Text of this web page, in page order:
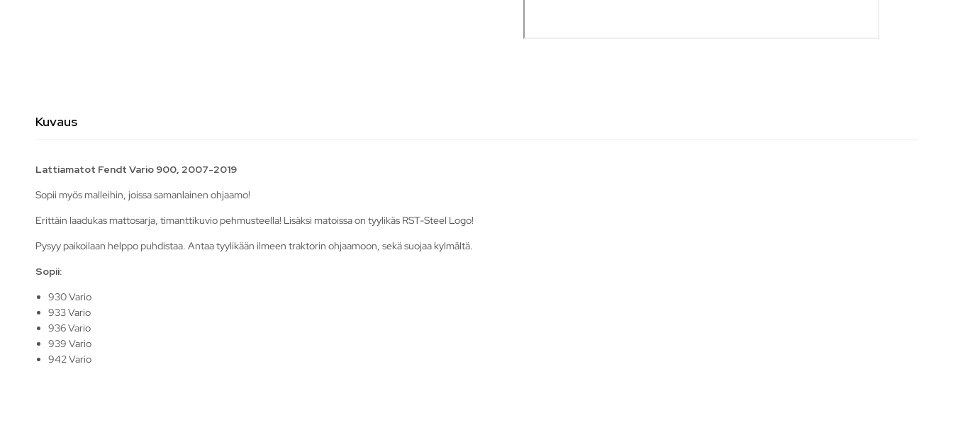
Kuvaus
Lattiamatot Fendt Vario 900, 2007-2019
Sopii myös malleihin, joissa samanlainen ohjaamo!
Erittäin laadukas mattosarja, timanttikuvio pehmusteella! Lisäksi matoissa on tyylikäs RST-Steel Logo!
Pysyy paikoilaan helppo puhdistaa. Antaa tyylikään ilmeen traktorin ohjaamoon, sekä suojaa kylmältä.
Sopii:
930 Vario
933 Vario
936 Vario
939 Vario
942 Vario